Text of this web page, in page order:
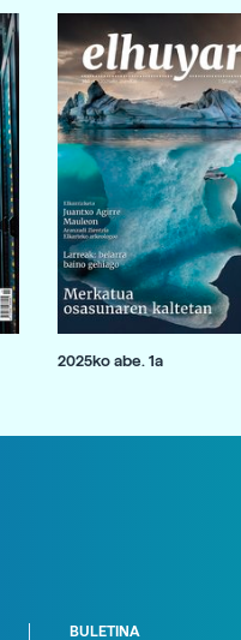
2025ko abe. 1a
BULETINA